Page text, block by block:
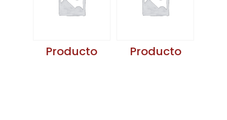
Producto Producto